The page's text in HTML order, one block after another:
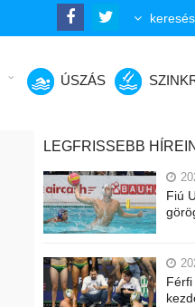
ÚSZÁS
LEGFRISSEBB
Fiú